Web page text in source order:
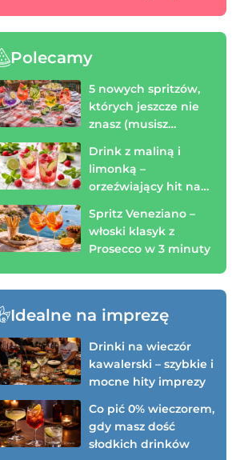
Polecamy
5 nowych spritzów,
których jeszcze nie
znasz (musisz
Drink z maliną i
limonką –
orzeźwiający hit na
minuty)
Spritz Veneziano –
włoski klasyk z
Prosecco w 3 minuty
Idealne na imprezę
Drinki na wieczór
kawalerski – szybkie i
mocne hity imprezy
Co pić 0% wieczorem,
gdy masz dość
słodkich drinków